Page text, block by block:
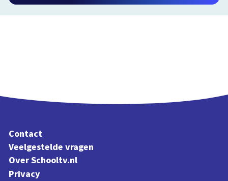
Contact
Veelgestelde vragen
Over Schooltv.nl
Privacy